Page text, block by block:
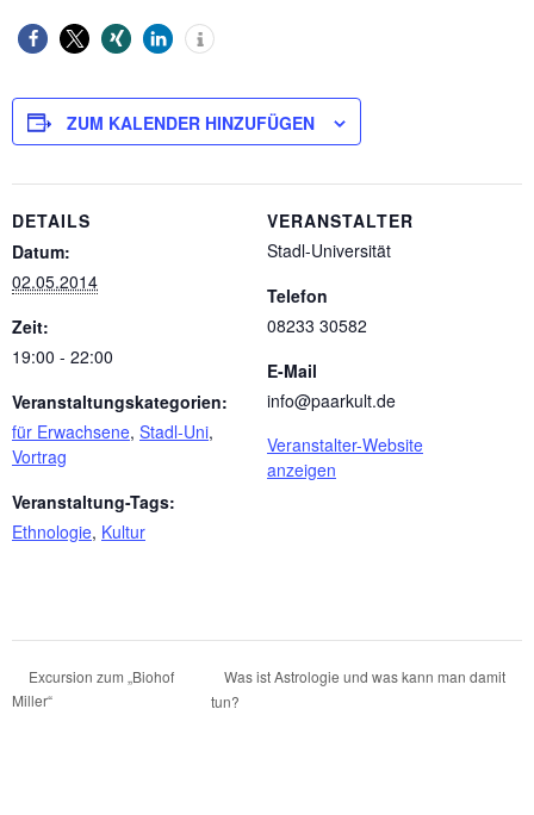
ZUM KALENDER HINZUFÜGEN
DETAILS
Datum:
02.05.2014
Zeit:
19:00 - 22:00
Veranstaltungskategorien:
für Erwachsene, Stadl-Uni,
Vortrag
Veranstaltung-Tags:
Ethnologie, Kultur
VERANSTALTER
Stadl-Universität
Telefon
08233 30582
E-Mail
info@paarkult.de
Veranstalter-Website
anzeigen
Excursion zum „Biohof
Miller“
Was ist Astrologie und was kann man damit
tun?